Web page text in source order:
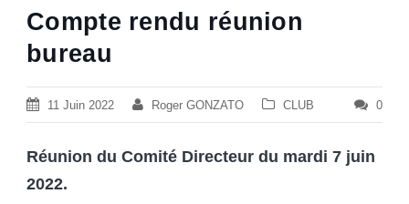
Compte rendu réunion
bureau
11 Juin 2022 Roger GONZATO CLUB 0
Réunion du Comité Directeur du mardi 7 juin
2022.